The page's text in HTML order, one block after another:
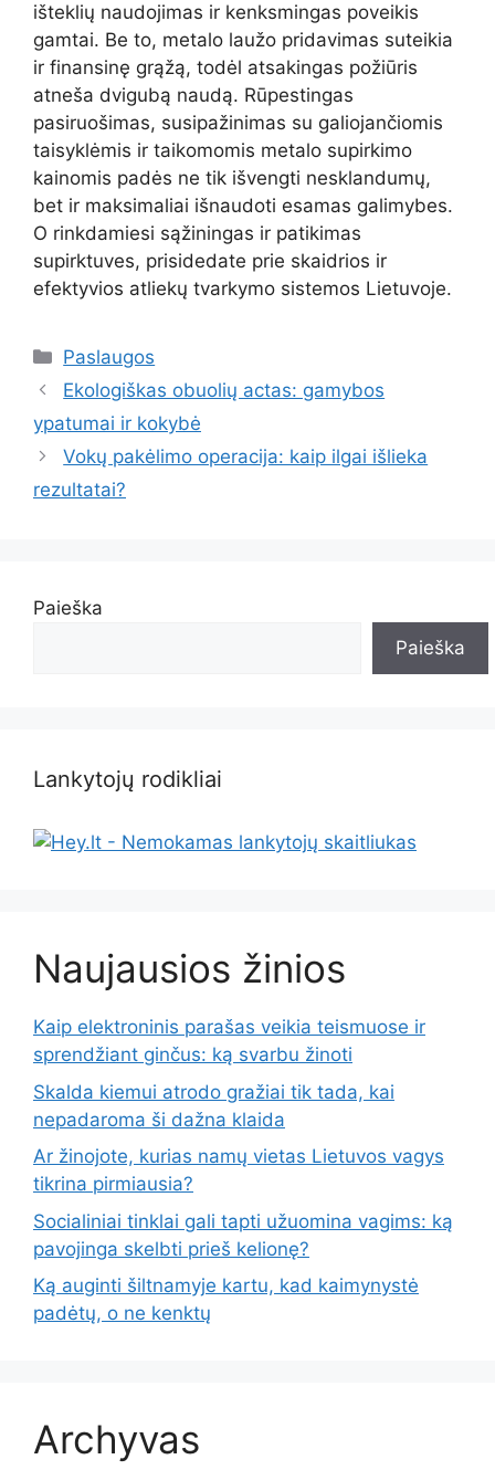
išteklių naudojimas ir kenksmingas poveikis
gamtai. Be to, metalo laužo pridavimas suteikia
ir finansinę grąžą, todėl atsakingas požiūris
atneša dvigubą naudą. Rūpestingas
pasiruošimas, susipažinimas su galiojančiomis
taisyklėmis ir taikomomis metalo supirkimo
kainomis padės ne tik išvengti nesklandumų,
bet ir maksimaliai išnaudoti esamas galimybes.
O rinkdamiesi sąžiningas ir patikimas
supirktuves, prisidedate prie skaidrios ir
efektyvios atliekų tvarkymo sistemos Lietuvoje.
Kategorijos
Paslaugos
Ekologiškas obuolių actas: gamybos
ypatumai ir kokybė
Vokų pakėlimo operacija: kaip ilgai išlieka
rezultatai?
Paieška
Paieška
Lankytojų rodikliai
Naujausios žinios
Kaip elektroninis parašas veikia teismuose ir
sprendžiant ginčus: ką svarbu žinoti
Skalda kiemui atrodo gražiai tik tada, kai
nepadaroma ši dažna klaida
Ar žinojote, kurias namų vietas Lietuvos vagys
tikrina pirmiausia?
Socialiniai tinklai gali tapti užuomina vagims: ką
pavojinga skelbti prieš kelionę?
Ką auginti šiltnamyje kartu, kad kaimynystė
padėtų, o ne kenktų
Archyvas